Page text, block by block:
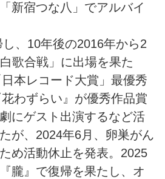
新宿つな八」でアルバイ
、10年後の2016年から2
歌合戦」に出場を果た
本レコード大賞」最優秀
わずらい』が優秀作品賞
にゲスト出演するなど活
が、2024年6月、卵巣がん
め活動休止を発表。2025
朧』で復帰を果たし、オ